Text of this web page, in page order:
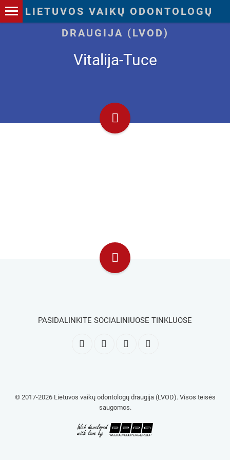
Vitalija-Tuce
PASIDALINKITE SOCIALINIUOSE TINKLUOSE
© 2017-2026 Lietuvos vaikų odontologų draugija (LVOD). Visos teisės
saugomos.